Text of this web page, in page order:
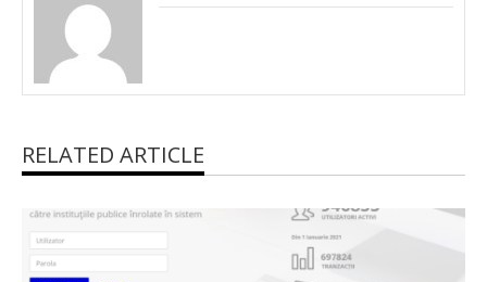
RELATED ARTICLE